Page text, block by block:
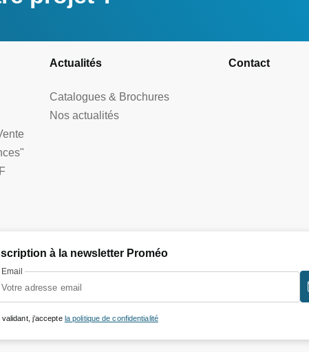
Actualités
Catalogues & Brochures
Nos actualités
Contact
à la newsletter Proméo
Email
validant, j’accepte la politique de confidentialité